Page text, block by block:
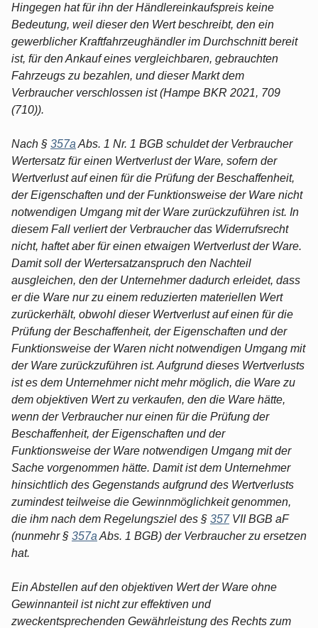
Hingegen hat für ihn der Händlereinkaufspreis keine
Bedeutung, weil dieser den Wert beschreibt, den ein
gewerblicher Kraftfahrzeughändler im Durchschnitt bereit
ist, für den Ankauf eines vergleichbaren, gebrauchten
Fahrzeugs zu bezahlen, und dieser Markt dem
Verbraucher verschlossen ist (Hampe BKR 2021, 709
(710)).
Nach § 357a Abs. 1 Nr. 1 BGB schuldet der Verbraucher
Wertersatz für einen Wertverlust der Ware, sofern der
Wertverlust auf einen für die Prüfung der Beschaffenheit,
der Eigenschaften und der Funktionsweise der Ware nicht
notwendigen Umgang mit der Ware zurückzuführen ist. In
diesem Fall verliert der Verbraucher das Widerrufsrecht
nicht, haftet aber für einen etwaigen Wertverlust der Ware.
Damit soll der Wertersatzanspruch den Nachteil
ausgleichen, den der Unternehmer dadurch erleidet, dass
er die Ware nur zu einem reduzierten materiellen Wert
zurückerhält, obwohl dieser Wertverlust auf einen für die
Prüfung der Beschaffenheit, der Eigenschaften und der
Funktionsweise der Waren nicht notwendigen Umgang mit
der Ware zurückzuführen ist. Aufgrund dieses Wertverlusts
ist es dem Unternehmer nicht mehr möglich, die Ware zu
dem objektiven Wert zu verkaufen, den die Ware hätte,
wenn der Verbraucher nur einen für die Prüfung der
Beschaffenheit, der Eigenschaften und der
Funktionsweise der Ware notwendigen Umgang mit der
Sache vorgenommen hätte. Damit ist dem Unternehmer
hinsichtlich des Gegenstands aufgrund des Wertverlusts
zumindest teilweise die Gewinnmöglichkeit genommen,
die ihm nach dem Regelungsziel des § 357VII BGB aF
(nunmehr § 357a Abs. 1 BGB) der Verbraucher zu ersetzen
hat.
Ein Abstellen auf den objektiven Wert der Ware ohne
Gewinnanteil ist nicht zur effektiven und
zweckentsprechenden Gewährleistung des Rechts zum